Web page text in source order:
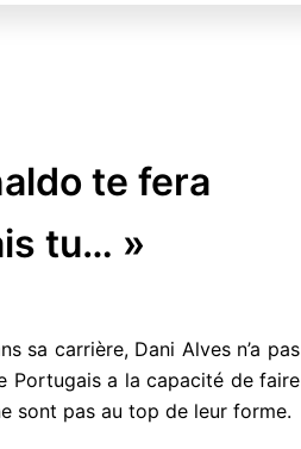
te fera
tu… »
sa carrière, Dani Alves n’a pas
Portugais a la capacité de faire
sont pas au top de leur forme.